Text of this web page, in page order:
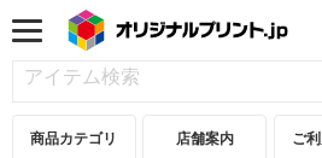
商品カテゴリ 店舗案内 ご